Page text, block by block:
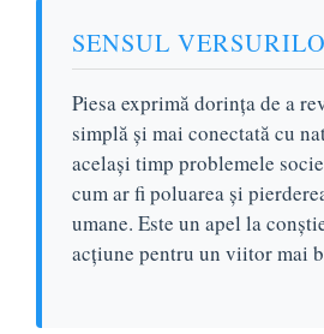
SENSUL
Piesa exprimă dorința de a
simplă și mai conectată cu
același timp problemele
cum ar fi poluarea și
umane. Este un apel la
acțiune pentru un viitor mai